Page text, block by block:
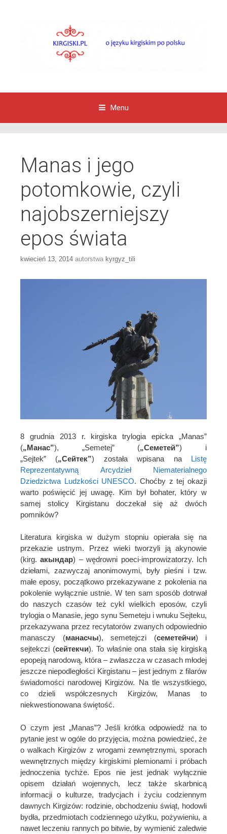
Menu
Manas i jego
potomkowie, czyli
najobszerniejszy
epos świata
kwiecień 13, 2014 autorstwa kyrgyz_tili
8 grudnia 2013 r. kirgiska trylogia epicka „Manas”
(„Манас”), „Semetej” („Семетей”) i
„Sejtek” („Сейтек”) została wpisana na Listę
Reprezentatywną Arcydzieł Niematerialnego
Dziedzictwa Ludzkości UNESCO. Choćby z tej okazji
warto poświęcić jej uwagę. Kim był bohater, który w
samej stolicy Kirgistanu doczekał się aż dwóch
pomników?
Literatura kirgiska w dużym stopniu opierała się na
przekazie ustnym. Przez wieki tworzyli ją akynowie
(kirg.акындар) – wędrowni poeci-improwizatorzy. Ich
dziełami, zazwyczaj anonimowymi, były pieśni i tzw.
małe eposy, początkowo przekazywane z pokolenia na
pokolenie wyłącznie ustnie. W ten sam sposób dotrwał
do naszych czasów też cykl wielkich eposów, czyli
trylogia o Manasie, jego synu Semeteju i wnuku Sejteku,
przekazywana przez recytatorów zwanych odpowiednio
manasczy (манасчы), semetejczi (семетейчи) i
sejtekczi (сейтекчи). To właśnie ona stała się kirgiską
epopeją narodową, która – zwłaszcza w czasach młodej
jeszcze niepodległości Kirgistanu – jest jednym z filarów
świadomości narodowej Kirgizów. Na tle wszystkiego,
co dzieli współczesnych Kirgizów, Manas to
niekwestionowana świętość.
O czym jest „Manas”? Jeśli krótka odpowiedź na to
pytanie jest w ogóle do przyjęcia, można powiedzieć, że
o walkach Kirgizów z wrogami zewnętrznymi, sporach
wewnętrznych między kirgiskimi plemionami i próbach
jednoczenia tychże. Epos nie jest jednak wyłącznie
opisem działań wojennych, lecz także skarbnicą
informacji o kulturze, tradycjach i życiu codziennym
dawnych Kirgizów: rodzinie, obchodzeniu świąt, hodowli
bydła, przedmiotach codziennego użytku, pożywieniu, a
nawet leczeniu rannych po bitwie, by wymienić zaledwie